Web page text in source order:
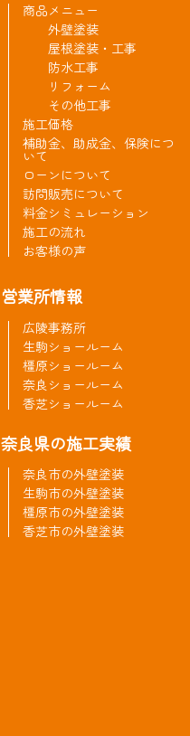
商品メニュー
外壁塗装
屋根塗装・工事
防水工事
リフォーム
その他工事
施工価格
補助金、助成金、保険につ
いて
ローンについて
訪問販売について
料金シミュレーション
施工の流れ
お客様の声
営業所情報
広陵事務所
生駒ショールーム
橿原ショールーム
奈良ショールーム
香芝ショールーム
奈良県の施工実績
奈良市の外壁塗装
生駒市の外壁塗装
橿原市の外壁塗装
香芝市の外壁塗装